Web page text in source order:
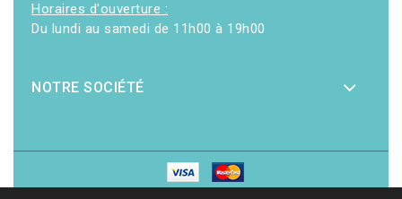
Horaires d'ouverture :
Du lundi au samedi de 11h00 à 19h00
NOTRE SOCIÉTÉ